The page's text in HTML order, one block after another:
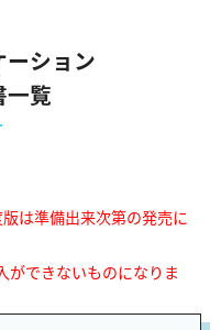
ション
一覧
は準備出来次第の発売に
ができないものになりま